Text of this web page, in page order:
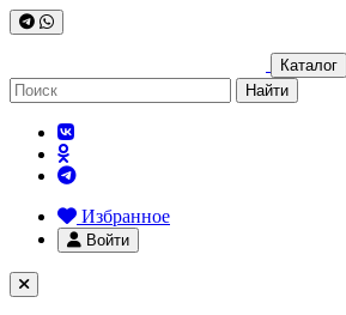
Каталог
Найти
Избранное
Войти